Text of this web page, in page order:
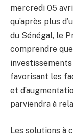
mercredi 05
qu’après plus
du Sénégal, le
comprendre
investissements
favorisant les
et
parviendra à
Les solutions à